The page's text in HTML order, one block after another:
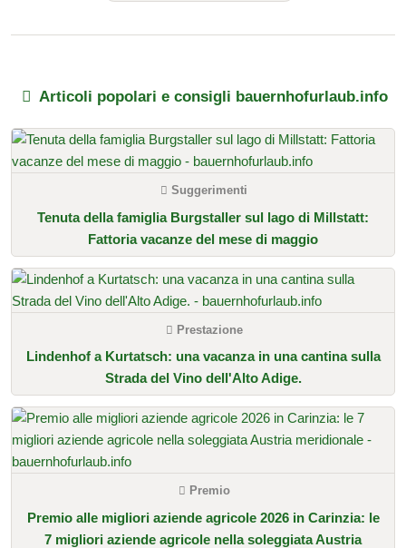
Articoli popolari e consigli bauernhofurlaub.info
Suggerimenti
Tenuta della famiglia Burgstaller sul lago di Millstatt:
Fattoria vacanze del mese di maggio
Prestazione
Lindenhof a Kurtatsch: una vacanza in una cantina sulla
Strada del Vino dell'Alto Adige.
Premio
Premio alle migliori aziende agricole 2026 in Carinzia: le
7 migliori aziende agricole nella soleggiata Austria